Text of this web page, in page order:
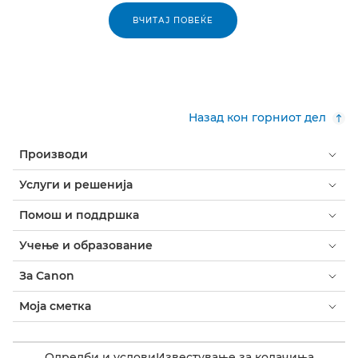
ВЧИТАЈ ПОВЕЌЕ
Назад кон горниот дел
Производи
Услуги и решенија
Помош и поддршка
Учење и образование
За Canon
Моја сметка